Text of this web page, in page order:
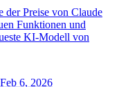
der Preise von Claude
Funktionen und
KI-Modell von
Feb 6, 2026